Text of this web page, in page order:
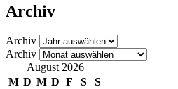
Archiv
Archiv
Archiv
August 2026
M D M D F S
S